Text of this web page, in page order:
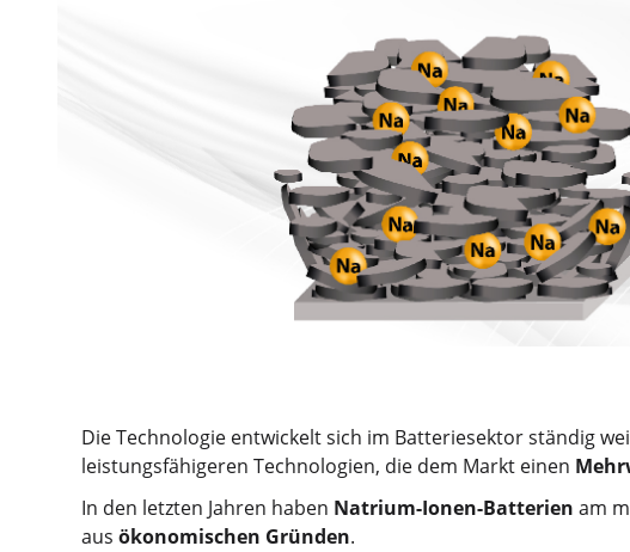
Die Technologie entwickelt sich im Batteriesektor ständig
leistungsfähigeren Technologien, die dem Markt einen
In den letzten Jahren haben Natrium-Ionen-Batterien am
aus ökonomischen Gründen.